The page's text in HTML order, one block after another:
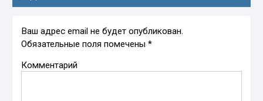
Ваш адрес email не будет опубликован.
Обязательные поля помечены*
Комментарий